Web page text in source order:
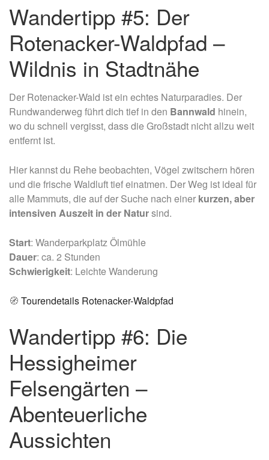
Wandertipp #5: Der
Rotenacker-Waldpfad –
Wildnis in Stadtnähe
Der Rotenacker-Wald ist ein echtes Naturparadies. Der
Rundwanderweg führt dich tief in den Bannwald hinein,
wo du schnell vergisst, dass die Großstadt nicht allzu weit
entfernt ist.
Hier kannst du Rehe beobachten, Vögel zwitschern hören
und die frische Waldluft tief einatmen. Der Weg ist ideal für
alle Mammuts, die auf der Suche nach einer kurzen, aber
intensiven Auszeit in der Natursind.
Start: Wanderparkplatz Ölmühle
Dauer: ca. 2 Stunden
Schwierigkeit: Leichte Wanderung
🧭 Tourendetails Rotenacker-Waldpfad
Wandertipp #6: Die
Hessigheimer
Felsengärten –
Abenteuerliche
Aussichten